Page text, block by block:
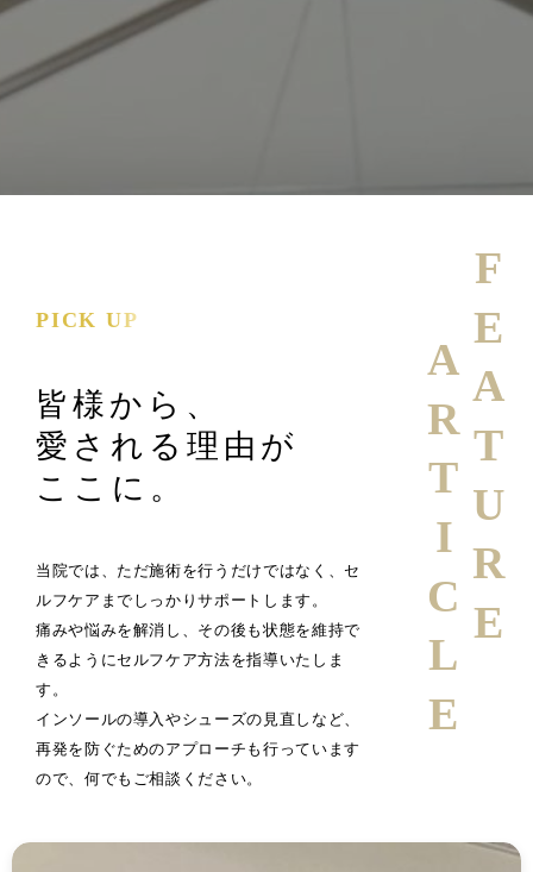
PICK UP
皆様から、
愛される理由が
ここに。
当院では、ただ施術を行うだけではなく、セ
ルフケアまでしっかりサポートします。
痛みや悩みを解消し、その後も状態を維持で
きるようにセルフケア方法を指導いたしま
す。
インソールの導入やシューズの見直しなど、
再発を防ぐためのアプローチも行っています
ので、何でもご相談ください。
FEATURE
ARTICLE